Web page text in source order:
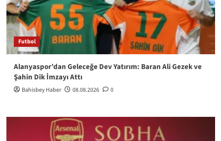
Futbol
Alanyaspor’dan Geleceğe Dev Yatırım: Baran Ali Gezek ve
Şahin Dik İmzayı Attı
Bahisbey Haber 08.08.2026 0